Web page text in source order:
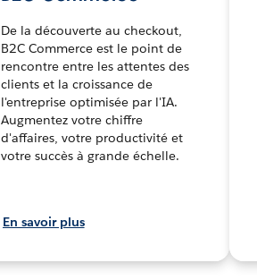
De la découverte au checkout,
B2C Commerce est le point de
rencontre entre les attentes des
clients et la croissance de
l'entreprise optimisée par l'IA.
Augmentez votre chiffre
d'affaires, votre productivité et
votre succès à grande échelle.
En savoir plus